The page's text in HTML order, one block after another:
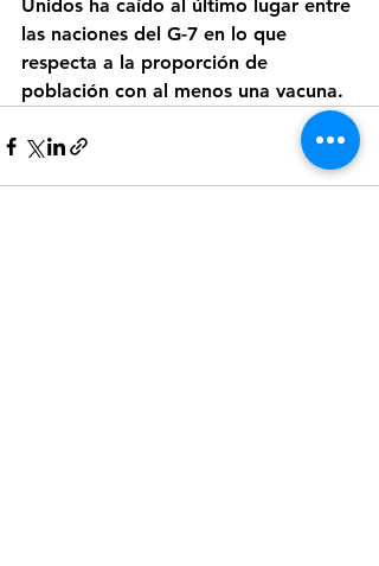
Unidos ha caído al último lugar entre
las naciones del G-7 en lo que
respecta a la proporción de
población con al menos una vacuna.